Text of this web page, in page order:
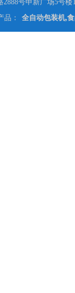
号申新广场5号楼
品：
全自动包装机,